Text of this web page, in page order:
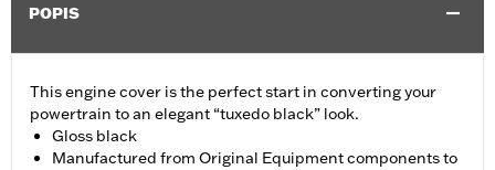
POPIS
This engine cover is the perfect start in converting your
powertrain to an elegant “tuxedo black” look.
Gloss black
Manufactured from Original Equipment components to